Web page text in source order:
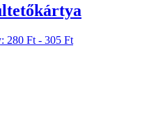
280 Ft - 305 Ft